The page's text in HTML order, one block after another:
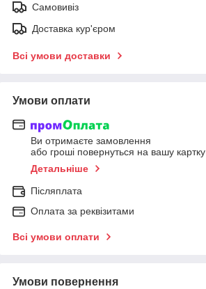
Самовивіз
Доставка кур'єром
Всі умови доставки
Умови оплати
Ви отримаєте замовлення
або гроші повернуться на вашу картку
Детальніше
Післяплата
Оплата за реквізитами
Всі умови оплати
Умови повернення